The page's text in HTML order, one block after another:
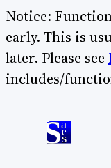
Notice:
early. This is
later. Please see
includes/